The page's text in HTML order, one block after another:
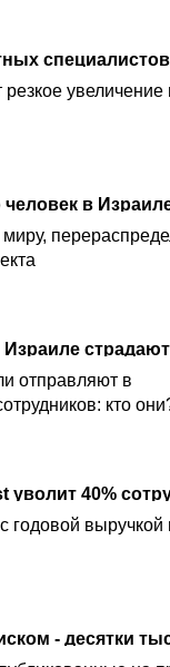
специалистов
резкое
отправляют в
кто
уволит 40%
годовой выручкой
- десятки